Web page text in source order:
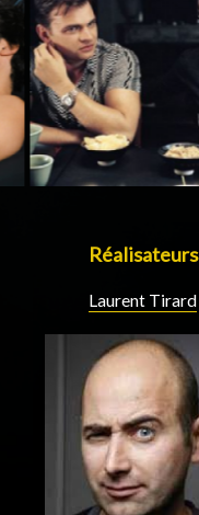
Réalisateurs
Laurent Tirard